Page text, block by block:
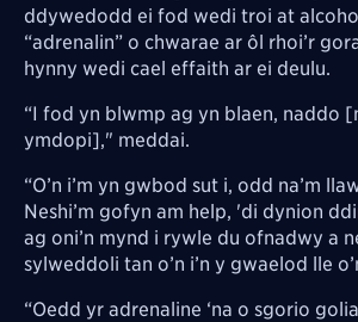
ddywedodd ei fod wedi troi at
“adrenalin” o chwarae ar ôl rhoi’r
hynny wedi cael effaith ar ei deulu.
“I fod yn blwmp ag yn blaen, naddo
ymdopi]," meddai.
“O’n i’m yn gwbod sut i, odd na’m
Neshi’m gofyn am help, 'di dynion
ag oni’n mynd i rywle du ofnadwy a
sylweddoli tan o’n i’n y gwaelod lle
“Oedd yr adrenaline ‘na o sgorio